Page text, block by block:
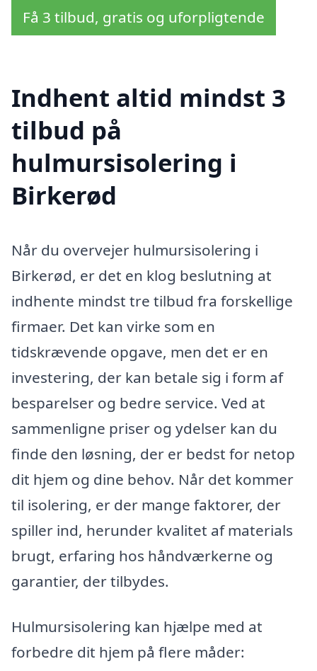
Få 3 tilbud, gratis og uforpligtende
Indhent altid mindst 3
tilbud på
hulmursisolering i
Birkerød
Når du overvejer hulmursisolering i
Birkerød, er det en klog beslutning at
indhente mindst tre tilbud fra forskellige
firmaer. Det kan virke som en
tidskrævende opgave, men det er en
investering, der kan betale sig i form af
besparelser og bedre service. Ved at
sammenligne priser og ydelser kan du
finde den løsning, der er bedst for netop
dit hjem og dine behov. Når det kommer
til isolering, er der mange faktorer, der
spiller ind, herunder kvalitet af materials
brugt, erfaring hos håndværkerne og
garantier, der tilbydes.
Hulmursisolering kan hjælpe med at
forbedre dit hjem på flere måder: